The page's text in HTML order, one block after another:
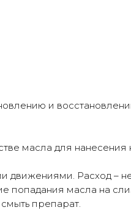
и
масла для
Расход –
попадания масла на
препарат.